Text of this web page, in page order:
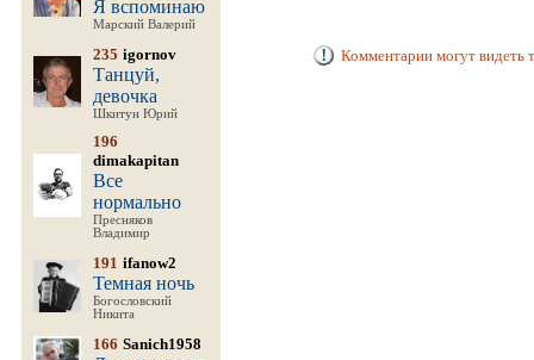
Я вспоминаю
Марский Валерий
235 igornov
Танцуй,
девочка
Шкитун Юрий
196
dimakapitan
Все
нормально
Пресняков
Владимир
191 ifanow2
Темная ночь
Богословский
Никита
166 Sanich1958
Комментарии могут видеть